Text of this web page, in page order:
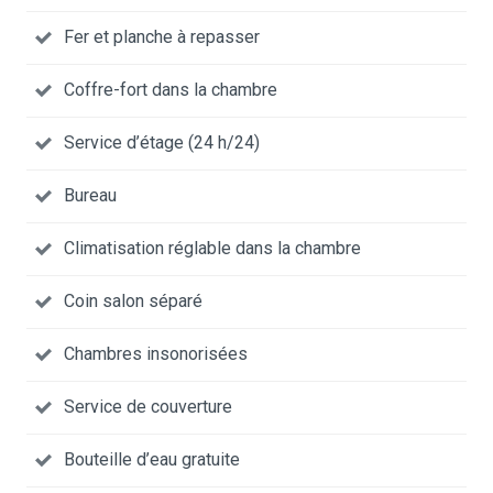
Fer et planche à repasser
Coffre-fort dans la chambre
Service d’étage (24 h/24)
Bureau
Climatisation réglable dans la chambre
Coin salon séparé
Chambres insonorisées
Service de couverture
Bouteille d’eau gratuite